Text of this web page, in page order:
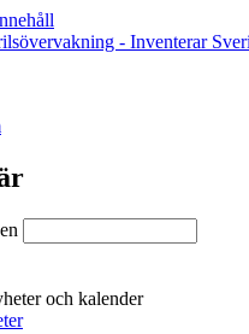
och kalender